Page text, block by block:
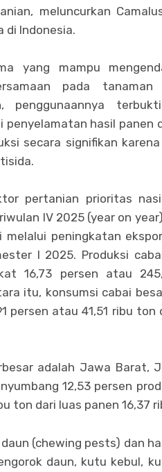
meluncurkan
Indonesia.
yang mampu
pada tanaman
penggunaannya
hasil panen
secara signifikan
pertanian prioritas
IV 2025 (year on
peningkatan
I 2025. Produksi
16,73 persen atau
itu, konsumsi cabai
persen atau 41,51 ribu ton
adalah Jawa Barat,
12,53 persen
ton dari luas panen 16,37
(chewing pests) dan
daun, kutu kebul,